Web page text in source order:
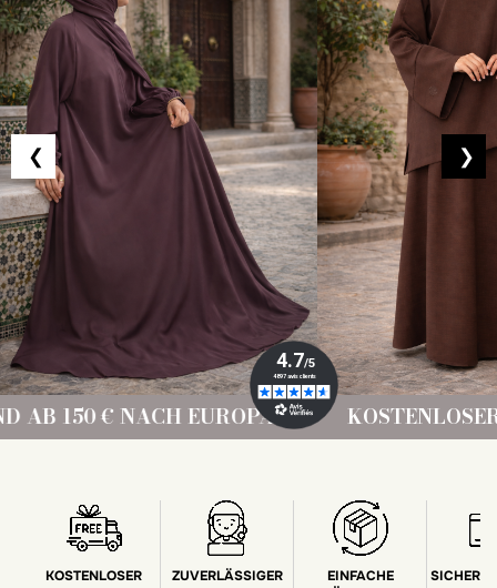
❮ ❯
KOSTENLOSER VERSAND AB 150 €
KOSTENLOSER
ZUVERLÄSSIGER
EINFACHE
SICHERE